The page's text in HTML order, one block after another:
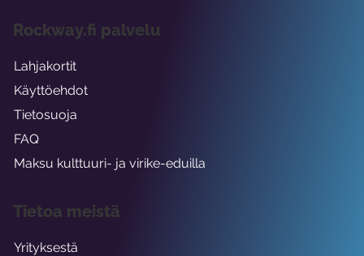
Rockway.fi palvelu
Lahjakortit
Käyttöehdot
Tietosuoja
FAQ
Maksu kulttuuri- ja virike-eduilla
Tietoa meistä
Yrityksestä